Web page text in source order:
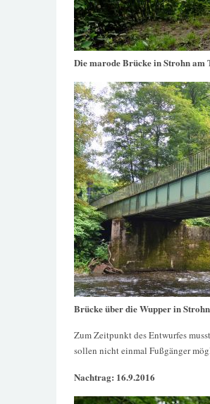
Die marode Brücke in Strohn
Brücke über die Wupper in Strohn
Zum Zeitpunkt des Entwurfes
sollen nicht einmal Fußgänger
Nachtrag: 16.9.2016